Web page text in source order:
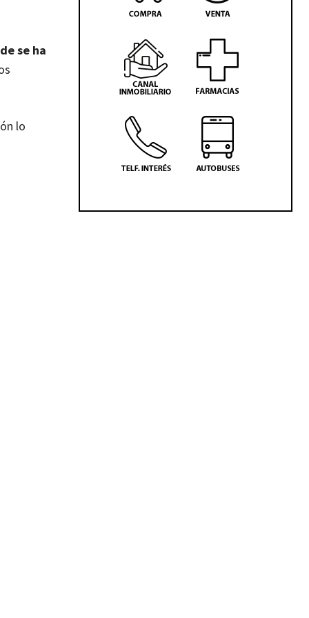
se ha
lo